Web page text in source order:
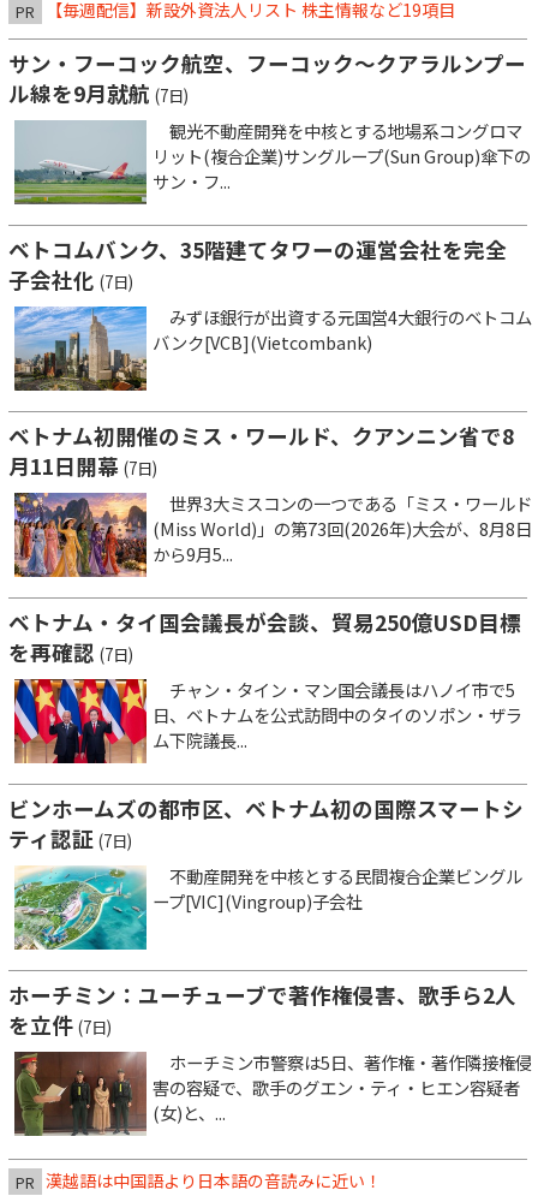
PR 【毎週配信】新設外資法人リスト 株主情報など19項目
サン・フーコック航空、フーコック～クアラルンプー
ル線を9月就航 (7日)
観光不動産開発を中核とする地場系コングロマ
リット(複合企業)サングループ(Sun Group)傘下の
サン・フ...
ベトコムバンク、35階建てタワーの運営会社を完全
子会社化 (7日)
みずほ銀行が出資する元国営4大銀行のベトコム
バンク[VCB](Vietcombank)
ベトナム初開催のミス・ワールド、クアンニン省で8
月11日開幕 (7日)
世界3大ミスコンの一つである「ミス・ワールド
(Miss World)」の第73回(2026年)大会が、8月8日
から9月5...
ベトナム・タイ国会議長が会談、貿易250億USD目標
を再確認 (7日)
チャン・タイン・マン国会議長はハノイ市で5
日、ベトナムを公式訪問中のタイのソポン・ザラ
ム下院議長...
ビンホームズの都市区、ベトナム初の国際スマートシ
ティ認証 (7日)
不動産開発を中核とする民間複合企業ビングル
ープ[VIC](Vingroup)子会社
ホーチミン：ユーチューブで著作権侵害、歌手ら2人
を立件 (7日)
ホーチミン市警察は5日、著作権・著作隣接権侵
害の容疑で、歌手のグエン・ティ・ヒエン容疑者
(女)と、...
PR 漢越語は中国語より日本語の音読みに近い！